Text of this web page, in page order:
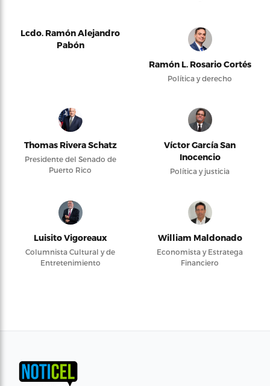
Lcdo. Ramón Alejandro
Pabón
Ramón L. Rosario Cortés
Política y derecho
Thomas Rivera Schatz
Presidente del Senado de
Puerto Rico
Víctor García San
Inocencio
Política y justicia
Luisito Vigoreaux
Columnista Cultural y de
Entretenimiento
William Maldonado
Economista y Estratega
Financiero